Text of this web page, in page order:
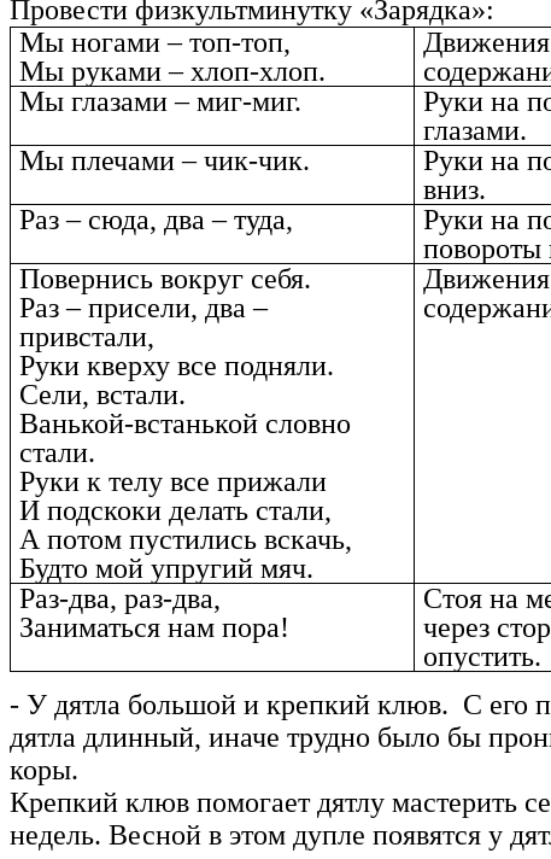
Провести физкультминутку «Зарядка»:
Мы ногами – топ-топ,
Мы руками – хлоп-хлоп.
Мы глазами – миг-миг.
Руки на
глазами.
Мы плечами – чик-чик.
Руки на
вниз.
Раз – сюда, два – туда,
Руки на
повороты
Повернись вокруг себя.
Раз – присели, два –
привстали,
Руки кверху все подняли.
Сели, встали.
Ванькой-встанькой словно
стали.
Руки к телу все прижали
И подскоки делать стали,
А потом пустились вскачь,
Будто мой упругий мяч.
Раз-два, раз-два,
Заниматься нам пора!
Стоя на
через
опустить.
- У дятла большой и крепкий клюв. С его
дятла длинный, иначе трудно было бы
коры.
Крепкий клюв помогает дятлу мастерить
недель. Весной в этом дупле появятся у